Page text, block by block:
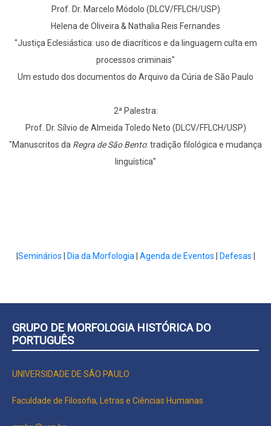
Prof. Dr. Marcelo Módolo (DLCV/FFLCH/USP)
Helena de Oliveira & Nathalia Reis Fernandes
"Justiça Eclesiástica: uso de diacríticos e da linguagem culta em
processos criminais"
Um estudo dos documentos do Arquivo da Cúria de São Paulo
2ª Palestra:
Prof. Dr. Sílvio de Almeida Toledo Neto (DLCV/FFLCH/USP)
"Manuscritos da Regra de São Bento: tradição filológica e mudança
linguística"
Seminários Dia da Morfologia Agenda de Eventos Defesas
GRUPO DE MORFOLOGIA HISTÓRICA DO
PORTUGUÊS
UNIVERSIDADE DE SÃO PAULO
Faculdade de Filosofia, Letras e Ciências Humanas